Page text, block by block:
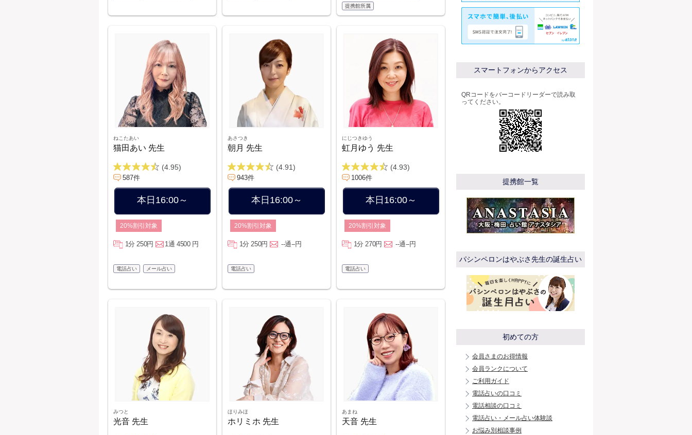
提携館所属
ねこたあい
猫田あい 先生
(4.95)
587件
本日16:00～
20%割引対象
1分 250円 1通 4500 円
電話占い メール占い
あさつき
朝月 先生
(4.91)
943件
本日16:00～
20%割引対象
1分 250円 --通--円
電話占い
にじつきゆう
虹月ゆう 先生
(4.93)
1006件
本日16:00～
20%割引対象
1分 270円 --通--円
電話占い
みつと
光音 先生
ほりみほ
ホリミホ 先生
あまね
天音 先生
スマートフォンからアクセス
QRコードをバーコードリーダーで読み取
ってください。
提携館一覧
パシンペロンはやぶさ先生の誕生占い
初めての方
会員さまのお得情報
会員ランクについて
ご利用ガイド
電話占いの口コミ
電話相談の口コミ
電話占い・メール占い体験談
お悩み別相談事例